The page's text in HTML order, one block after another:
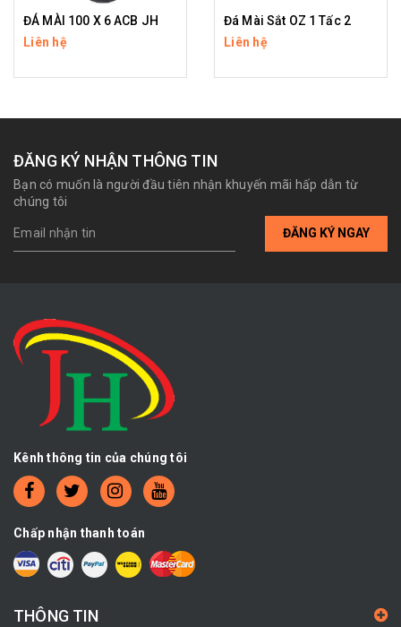
ĐÁ MÀI 100 X 6 ACB JH
Liên hệ
Đá Mài Sắt OZ 1 Tấc 2
Liên hệ
ĐĂNG KÝ NHẬN THÔNG TIN
Bạn có muốn là người đầu tiên nhận khuyến mãi hấp dẫn từ
chúng tôi
ĐĂNG KÝ NGAY
Kênh thông tin của chúng tôi
Chấp nhận thanh toán
THÔNG TIN